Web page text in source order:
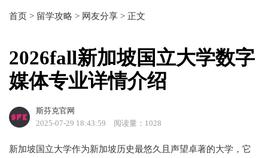
首页 > 留学攻略 > 网友分享 > 正文
2026fall新加坡国立大学数字
媒体专业详情介绍
斯芬克官网
2025-07-29 18:43:59
阅读量：1028
新加坡国立大学作为新加坡历史最悠久且声望卓著的大学，它